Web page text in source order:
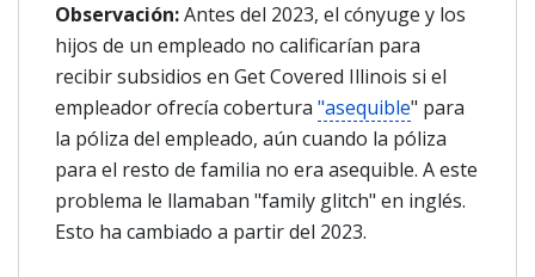
Observación:Antes del 2023, el cónyuge y los
hijos de un empleado no calificarían para
recibir subsidios en Get Covered Illinois si el
empleador ofrecía cobertura "asequible" para
la póliza del empleado, aún cuando la póliza
para el resto de familia no era asequible. A este
problema le llamaban "family glitch" en inglés.
Esto ha cambiado a partir del 2023.